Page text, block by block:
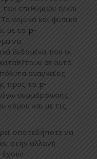
των επιθυμιών ή/και
Τα νομικά και φυσικά
με το p-
μα να
ικά δεδομένα που οι
καταθέτουν σε αυτό
πόλυτα αναγκαίος
προς το p-
συμμόρφωσης
νόμου και με τις
οποτεδήποτε να
στην αλλαγή
έχουν